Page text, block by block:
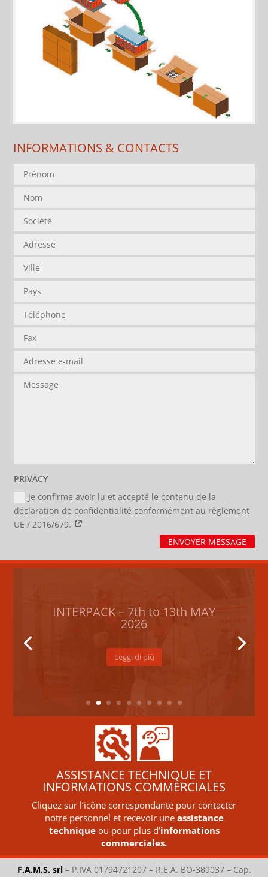
INFORMATIONS & CONTACTS
PRIVACY
Je confirme avoir lu et accepté le contenu de la
déclaration de confidentialité conformément au règlement
UE / 2016/679.
ENVOYER MESSAGE
ASSISTANCE TECHNIQUE ET
INFORMATIONS COMMERCIALES
Cliquez sur l’icône correspondante pour contacter
notre personnel et recevoir une assistance
techniqueou pour plus d’informations
commerciales.
F.A.M.S. srl– P.IVA 01794721207 – R.E.A. BO-389037 – Cap.